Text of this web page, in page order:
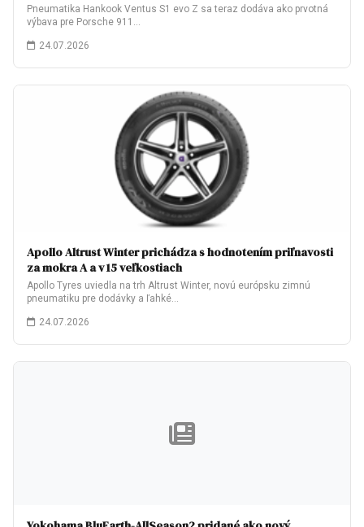
Pneumatika Hankook Ventus S1 evo Z sa teraz dodáva ako prvotná
výbava pre Porsche 911…
24.07.2026
Apollo Altrust Winter prichádza s hodnotením priľnavosti
za mokra A a v 15 veľkostiach
Apollo Tyres uviedla na trh Altrust Winter, novú európsku zimnú
pneumatiku pre dodávky a ľahké…
24.07.2026